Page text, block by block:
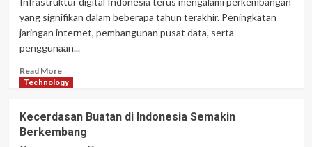
yang signifikan dalam beberapa tahun terakhir. Peningkatan
jaringan internet, pembangunan pusat data, serta
penggunaan...
Read MoreRead
more
Digital
Indonesia
Technology
Kecerdasan Buatan di Indonesia Semakin
Berkembang